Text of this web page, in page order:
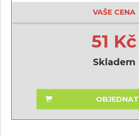
VAŠE CENA
51 Kč
Skladem
OBJEDNAT